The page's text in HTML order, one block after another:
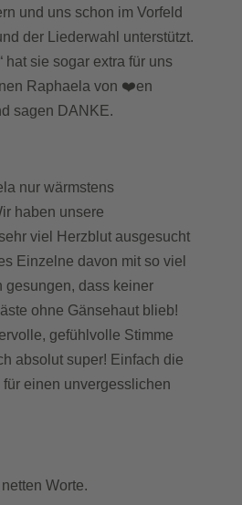
und uns schon im Vorfeld
der Liederwahl unterstützt.
hat sie sogar extra für uns
Raphaela von ❤️en
sagen DANKE.
nur wärmstens
haben unsere
viel Herzblut ausgesucht
Einzelne davon mit so viel
gesungen, dass keiner
ohne Gänsehaut blieb!
gefühlvolle Stimme
absolut super! Einfach die
einen unvergesslichen
Worte.